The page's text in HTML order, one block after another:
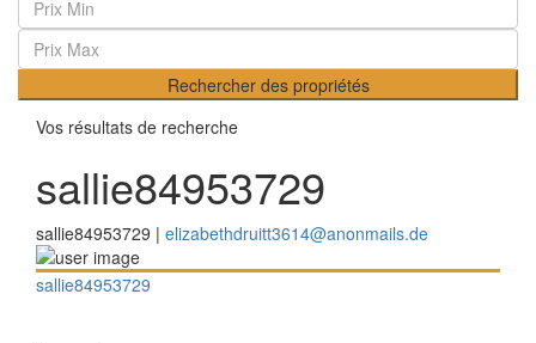
Rechercher des propriétés
Vos résultats de recherche
sallie84953729
sallie84953729 | elizabethdruitt3614@anonmails.de
sallie84953729